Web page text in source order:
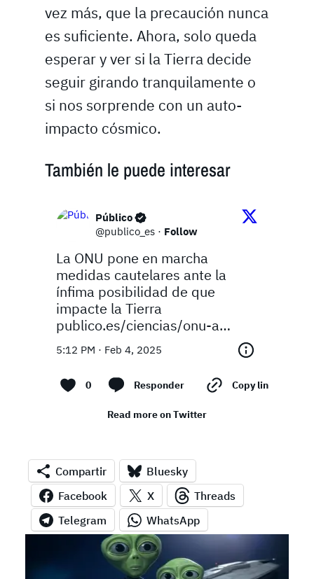
vez más, que la precaución nunca
es suficiente. Ahora, solo queda
esperar y ver si la Tierra decide
seguir girando tranquilamente o
si nos sorprende con un auto-
impacto cósmico.
También le puede interesar
Público
@publico_es · Follow
La ONU pone en marcha
medidas cautelares ante la
ínfima posibilidad de que
publico.es/ciencias/onu-a…
5:12 PM · Feb 4, 2025
0 Responder Copy link
Read more on Twitter
Compartir
Bluesky
Facebook
X
Threads
Telegram
WhatsApp